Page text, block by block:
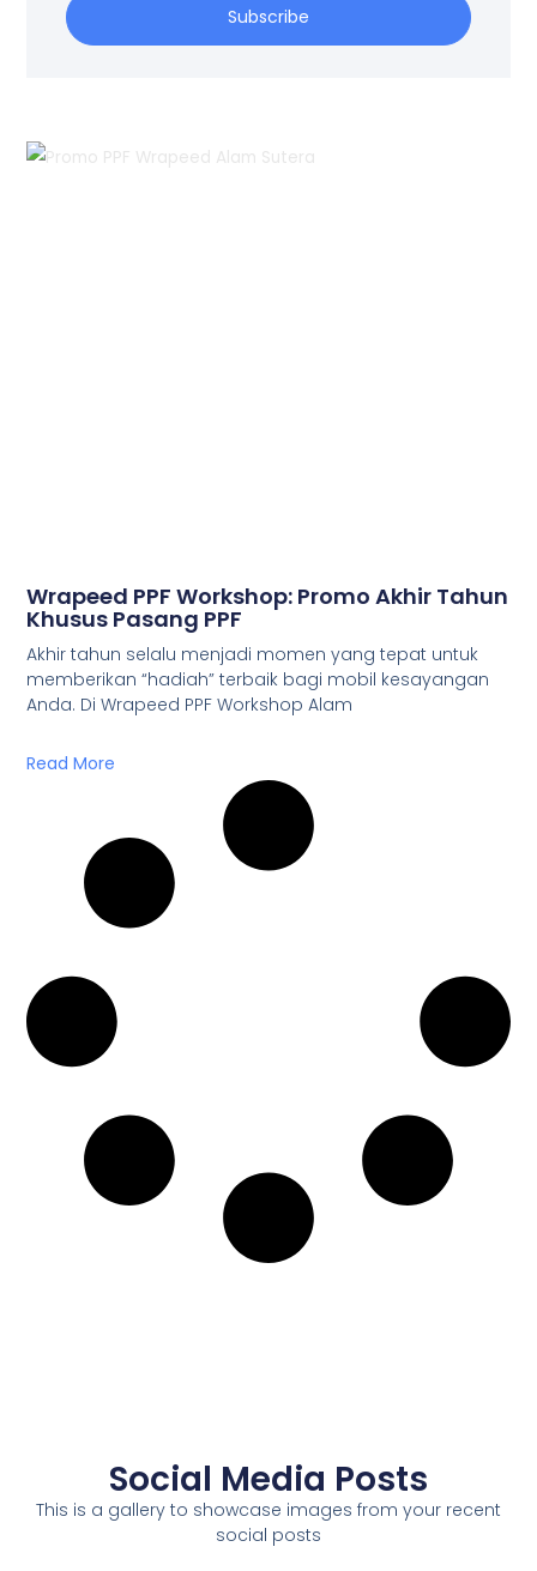
Subscribe
Wrapeed PPF Workshop: Promo Akhir Tahun
Khusus Pasang PPF
Akhir tahun selalu menjadi momen yang tepat untuk
memberikan “hadiah” terbaik bagi mobil kesayangan
Anda. Di Wrapeed PPF Workshop Alam
Read More
Social Media Posts
This is a gallery to showcase images from your recent
social posts